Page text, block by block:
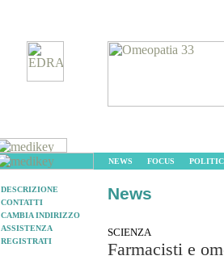
NEWS FOCUS
DESCRIZIONE
CONTATTI
CAMBIA INDIRIZZO
ASSISTENZA
REGISTRATI
News
SCIENZA
Farmacisti e